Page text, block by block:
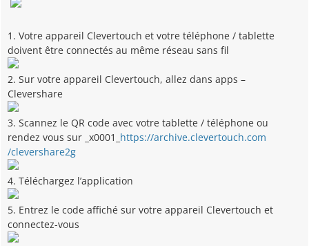
1. Votre appareil Clevertouch et votre téléphone / tablette
doivent être connectés au même réseau sans fil
2. Sur votre appareil Clevertouch, allez dans apps –
Clevershare
3. Scannez le QR code avec votre tablette / téléphone ou
rendez vous sur _x0001_ https://archive.clevertouch.com
/clevershare2g
4. Téléchargez l’application
5. Entrez le code affiché sur votre appareil Clevertouch et
connectez-vous